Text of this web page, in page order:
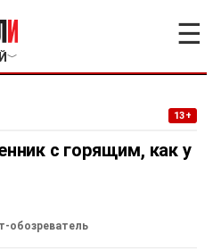
﹀
☰
13+
с горящим, как у
обозреватель